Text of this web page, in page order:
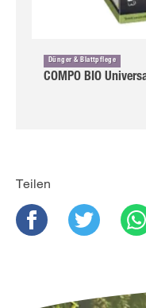
Dünger & Blattpflege
COMPO BIO
Teilen